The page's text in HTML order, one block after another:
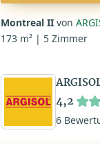
Montreal II von
173 m² | 5 Zimmer
4,2
6